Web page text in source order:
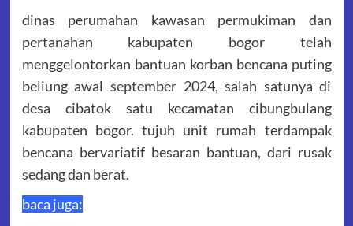
dinas perumahan kawasan permukiman dan
pertanahan kabupaten bogor telah
menggelontorkan bantuan korban bencana puting
beliung awal september 2024, salah satunya di
desa cibatok satu kecamatan cibungbulang
kabupaten bogor. tujuh unit rumah terdampak
bencana bervariatif besaran bantuan, dari rusak
sedang dan berat.
baca juga: